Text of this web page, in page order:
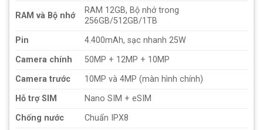
RAM và Bộ nhớ
RAM 12GB, Bộ nhớ trong
256GB/512GB/1TB
Pin
4.400mAh, sạc nhanh 25W
Camera chính
50MP + 12MP + 10MP
Camera trước
10MP và 4MP (màn hình chính)
Hỗ trợ SIM
Nano SIM + eSIM
Chống nước
Chuẩn IPX8